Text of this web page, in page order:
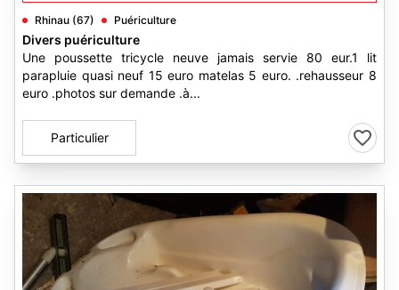
Rhinau (67) Puériculture
Divers puériculture
Une poussette tricycle neuve jamais servie 80 eur.1 lit
parapluie quasi neuf 15 euro matelas 5 euro. .rehausseur 8
euro .photos sur demande .à...
Particulier